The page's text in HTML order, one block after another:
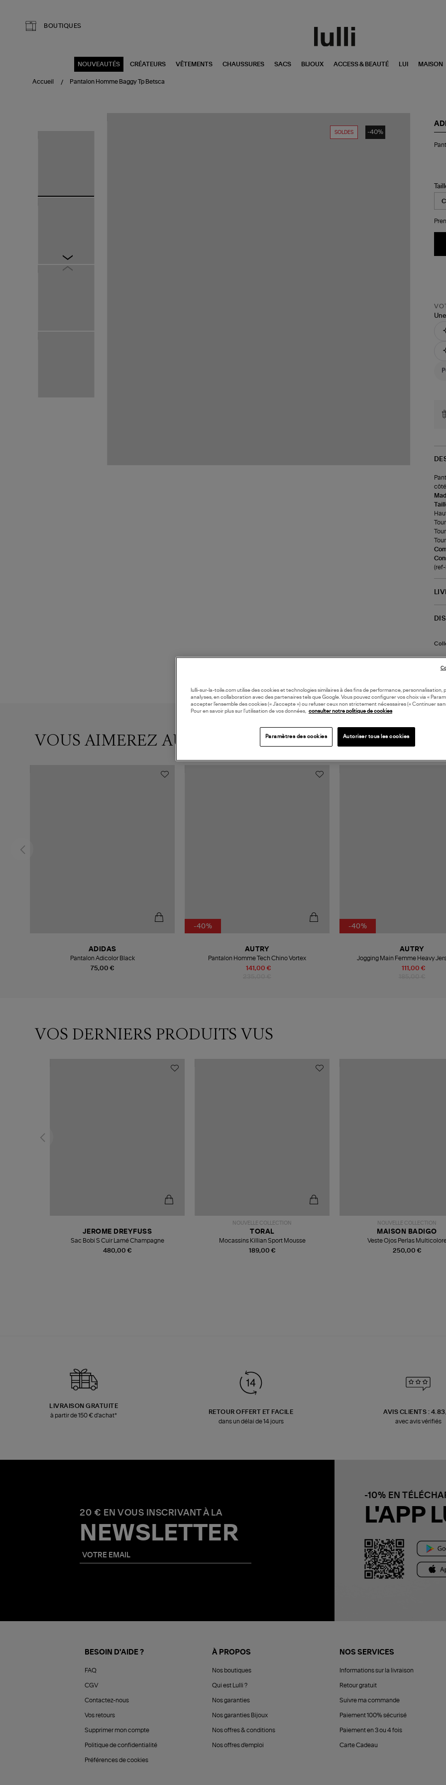
BOUTIQUES
NOUVEAUTÉS CRÉATEURS VÊTEMENTS CHAUSSURES SACS BIJOUX ACCESS & BEAUTÉ LUI MAISON
Accueil Pantalon Homme Baggy Tp Betsca
SOLDES -40%
VOUS AIMEREZ AUSSI
75,00 €
ADIDAS
Pantalon Adicolor Black
-40%
141,00 €
AUTRY
Pantalon Homme Tech Chino Vortex
-40%
111,00 €
AUTRY
Jogging Main Femme Heavy
VOS DERNIERS PRODUITS VUS
480,00 €
JEROME DREYFUSS
Sac Bobi S Cuir Lamé Champagne
NOUVELLE COLLECTION
189,00 €
TORAL
Mocassins Killian Sport Mousse
NOUVELLE COLLECTION
250,00 €
MAISON BADIGO
Veste Ojos Perlas
LIVRAISON GRATUITE
à partir de 150 € d'achat*
RETOUR OFFERT ET FACILE
dans un délai de 14 jours
AVIS CLIENTS :
avec avis vérifiés
20 € EN VOUS INSCRIVANT À LA
NEWSLETTER
-10% EN
L'APP
BESOIN D'AIDE ?
FAQ
CGV
Contactez-nous
Vos retours
Supprimer mon compte
Politique de confidentialité
Préférences de cookies
À PROPOS
Nos boutiques
Qui est Lulli ?
Nos garanties
Nos garanties Bijoux
Nos offres & conditions
Nos offres d'emploi
NOS SERVICES
Informations sur la livraison
Retour gratuit
Suivre ma commande
Paiement 100% sécurisé
Paiement en 3 ou 4 fois
Carte Cadeau
lulli-sur-la-toile.com utilise des cookies et technologies similaires à des fins de performance, personnalisation,
analyses, en collaboration avec des partenaires tels que Google. Vous pouvez configurer vos choix via «
accepter l’ensemble des cookies (« J’accepte ») ou refuser ceux non strictement nécessaires (« Continuer
Pour en savoir plus sur l’utilisation de vos données, consulter notre politique de cookies
Paramètres des cookies Autoriser tous les cookies